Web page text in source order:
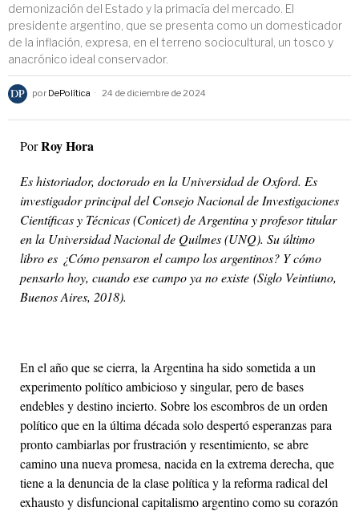
demonización del Estado y la primacía del mercado. El
presidente argentino, que se presenta como un domesticador
de la inflación, expresa, en el terreno sociocultural, un tosco y
anacrónico ideal conservador.
por DePolítica 24 de diciembre de 2024
PorRoy Hora
Es historiador, doctorado en la Universidad de Oxford. Es
investigador principal del Consejo Nacional de Investigaciones
Científicas y Técnicas (Conicet) de Argentina y profesor titular
en la Universidad Nacional de Quilmes (UNQ). Su último
libro es ¿Cómo pensaron el campo los argentinos? Y cómo
pensarlo hoy, cuando ese campo ya no existe (Siglo Veintiuno,
Buenos Aires, 2018).
En el año que se cierra, la Argentina ha sido sometida a un
experimento político ambicioso y singular, pero de bases
endebles y destino incierto. Sobre los escombros de un orden
político que en la última década solo despertó esperanzas para
pronto cambiarlas por frustración y resentimiento, se abre
camino una nueva promesa, nacida en la extrema derecha, que
tiene a la denuncia de la clase política y la reforma radical del
exhausto y disfuncional capitalismo argentino como su corazón